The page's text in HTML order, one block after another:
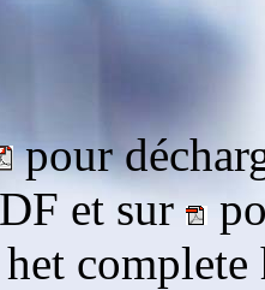
pour
et sur